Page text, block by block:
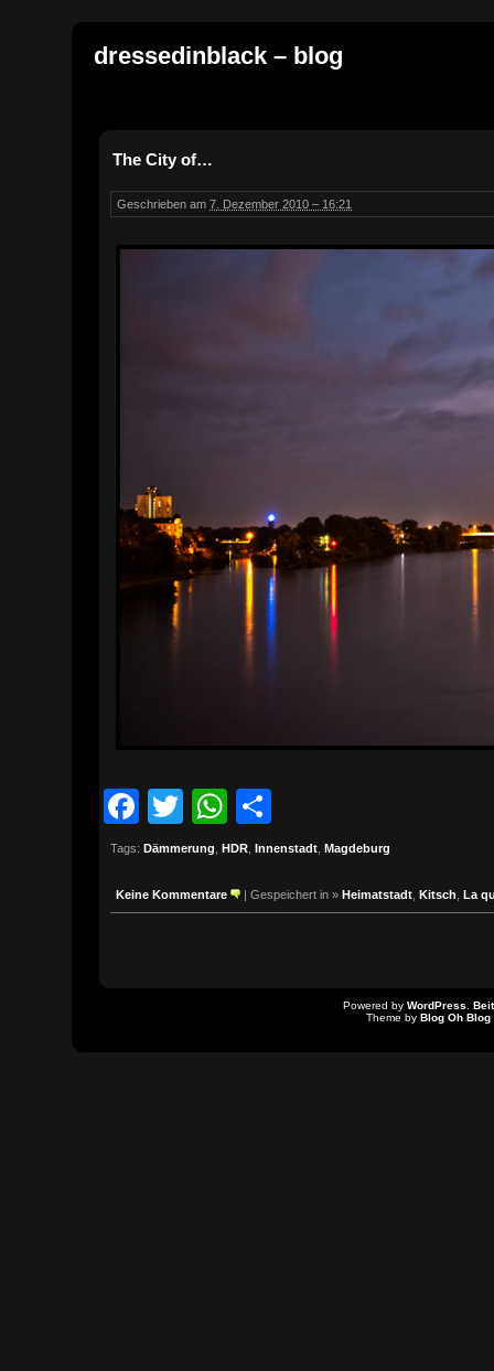
dressedinblack – blog
The City of…
Geschrieben am 7. Dezember 2010 – 16:21
Facebook
TwitterWhatsApp
Tags: Dämmerung HDR Innenstadt Magdeburg
Keine Kommentare | Gespeichert in » Heimatstadt Kitsch La
Powered by WordPress
Theme by Blog Oh Blog